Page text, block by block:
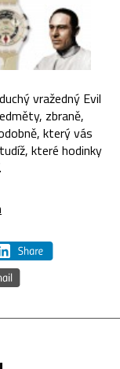
vražedný Evil
zbraně,
který vás
které hodinky